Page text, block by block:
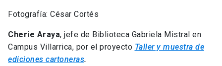
Fotografía: César Cortés
Cherie Araya, jefe de Biblioteca Gabriela Mistral en
Campus Villarrica, por el proyecto Taller y muestra de
ediciones cartoneras.